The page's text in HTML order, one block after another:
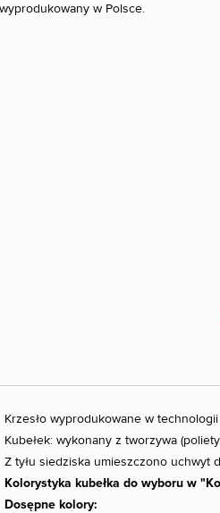
w Polsce.
Krzesło wyprodukowane w
Kubełek: wykonany z tworzywa
Z tyłu siedziska umieszczono uchwyt
Kolorystyka kubełka do wyboru w
Dosępne kolory: